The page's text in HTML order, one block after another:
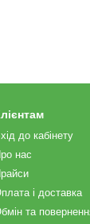
до кабінету
нас
і доставка
та